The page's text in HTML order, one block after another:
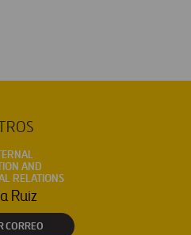
AND
RELATIONS
Ruiz
CORREO